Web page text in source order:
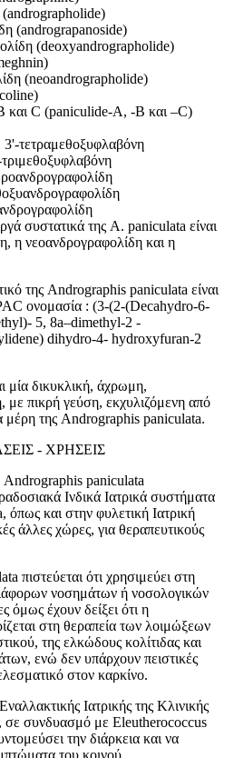
(andrograpanoside)
(deoxyandrographolide)
(neoandrographolide)
και C (paniculide-A, -B και –C)
τετραμεθοξυφλαβόνη
συστατικά της A. paniculata είναι
η νεοανδρογραφολίδη και η
της Andrographis paniculata είναι
ονομασία : (3-(2-(Decahydro-6-
5, 8a–dime­thyl-2 -
dihydro-4- hydroxyfuran-2
μία δικυκλική, άχρωμη,
με πικρή γεύση, εκχυλιζόμενη από
μέρη της Andrographis paniculata.
- ΧΡΗΣΕΙΣ
Andrographis paniculata
Ινδικά Ιατρικά συστήματα
όπως και στην φυλετική Ιατρική
άλλες χώρες, για θεραπευτικούς
πιστεύεται ότι χρησιμεύει στη
νοσημάτων ή νοσολογικών
όμως έχουν δείξει ότι η
στη θεραπεία των λοιμώξεων
της ελκώδους κολίτιδας και
ενώ δεν υπάρχουν πειστικές
στον καρ­κίνο.
Ιατρικής της Κλινικής
σε συνδυασμό με Eleutherococcus
την διάρκεια και να